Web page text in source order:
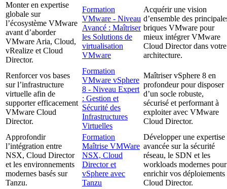
Monter en expertise
globale sur
l’écosystème VMware
avant d’aborder
VMware Aria, Cloud,
vRealize et Cloud
Director.
Formation
VMware - Niveau
Avancé : Maîtriser
les Solutions de
virtualisation
VMware
Acquérir une vision
d’ensemble des
briques VMware pour
mieux intégrer VMware
Cloud Director dans votre
architecture.
Renforcer vos bases
sur l’infrastructure
virtuelle afin de
supporter efficacement
VMware Cloud
Director.
Formation
VMware vSphere
8 - Niveau Expert
: Gestion et
Sécurité des
Infrastructures
Virtuelles
Maîtriser vSphere 8 en
profondeur pour disposer
d’un socle robuste,
sécurisé et performant à
exploiter avec VMware
Cloud Director.
Approfondir
l’intégration entre
NSX, Cloud Director
et les environnements
modernes basés sur
Tanzu.
Formation
Maîtrise VMWare
NSX, Cloud
Director et
vSphere avec
Tanzu
Développer une expertise
avancée sur la sécurité
réseau, le SDN et les
workloads modernes pour
enrichir vos déploiements
Cloud Director.